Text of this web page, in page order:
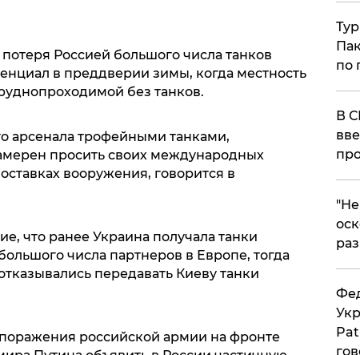
Россией большого числа танков
в преддверии зимы, когда местность
без танков.
арсенала трофейными танками,
просить своих международных
вооружения, говорится в
что ранее Украина получала танки
числа партнеров в Европе, тогда
передавать Киеву танки
поражения российской армии на фронте
по
В